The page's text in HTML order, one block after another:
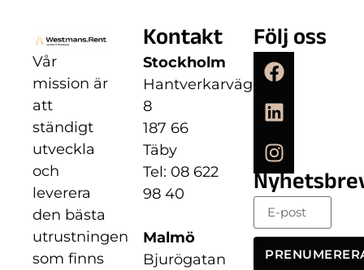
Vår
mission är
att
ständigt
utveckla
och
leverera
den bästa
utrustningen
som finns
Kontakt
Stockholm
Hantverkarvägen
8
187 66
Täby
Tel: 08 622
98 40
Malmö
Bjurögatan
Följ oss